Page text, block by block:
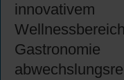
innovativem